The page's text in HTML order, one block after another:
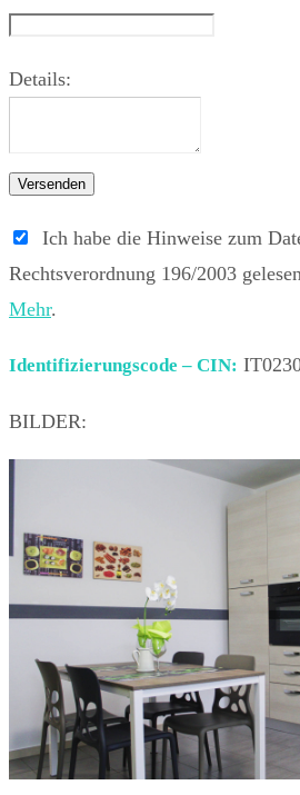
Details:
Versenden
Ich habe die Hinweise zum
Rechtsverordnung 196/2003
Mehr.
Identifizierungscode – CIN:
BILDER: